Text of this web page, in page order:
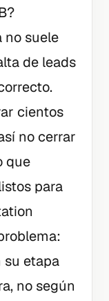
no suele
de leads
cientos
no cerrar
que
para
su etapa
no según